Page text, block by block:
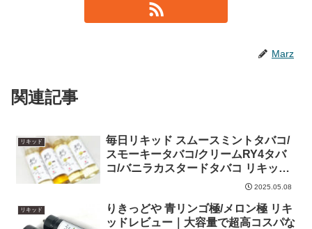
Marz
関連記事
リキッド
毎日リキッド スムースミントタバコ/
スモーキータバコ/クリームRY4タバ
コ/バニラカスタードタバコ リキッド
レビュー｜タバコ系4種が一挙にお目
2025.05.08
リキッド
りきっどや 青リンゴ極/メロン極 リキ
ッドレビュー｜大容量で超高コスパな